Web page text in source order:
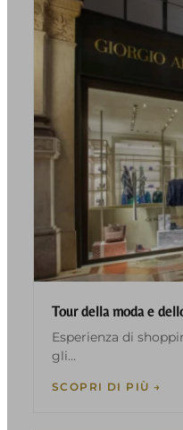
Tour della moda e
Esperienza di
gli…
SCOPRI DI PIÙ →